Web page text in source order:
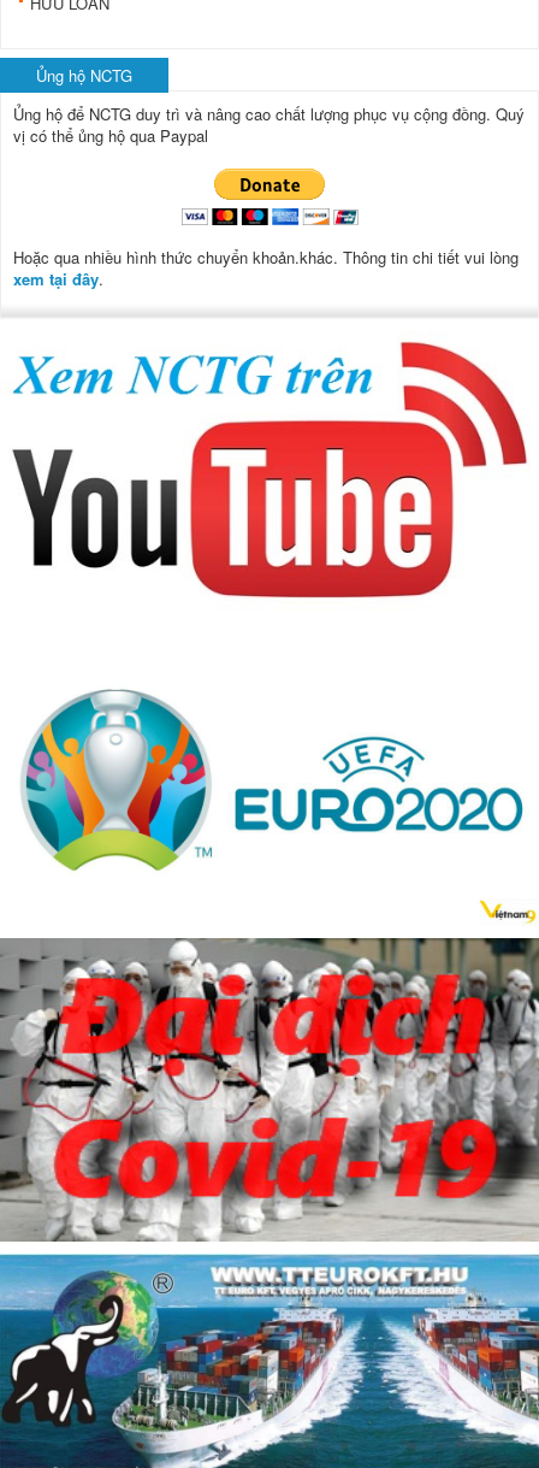
Ủng hộ NCTG
Ủng hộ để NCTG duy trì và nâng cao chất lượng phục vụ cộng đồng. Quý
vị có thể ủng hộ qua Paypal
Hoặc qua nhiều hình thức chuyển khoản.khác. Thông tin chi tiết vui lòng
xem tại đây.